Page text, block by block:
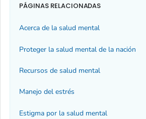
PÁGINAS RELACIONADAS
Acerca de la salud mental
Proteger la salud mental de la nación
Recursos de salud mental
Manejo del estrés
Estigma por la salud mental